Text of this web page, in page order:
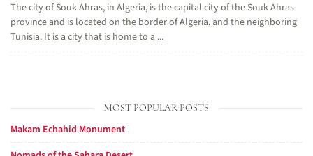
The city of Souk Ahras, in Algeria, is the capital city of the Souk Ahras
province and is located on the border of Algeria, and the neighboring
Tunisia. It is a city that is home to a ...
MOST POPULAR POSTS
Makam Echahid Monument